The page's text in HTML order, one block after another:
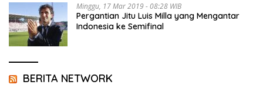
Minggu, 17 Mar 2019 - 08:28 WIB
Pergantian Jitu Luis Milla yang Mengantar
Indonesia ke Semifinal
BERITA NETWORK